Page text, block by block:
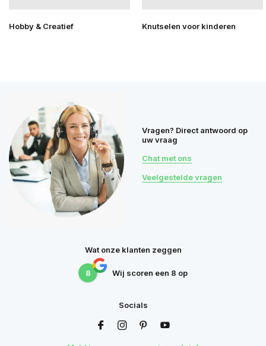
Hobby & Creatief Knutselen voor kinderen
Vragen? Direct antwoord op
uw vraag
Chat met ons
Veelgestelde vragen
Wat onze klanten zeggen
8 Wij scoren een 8 op
Socials